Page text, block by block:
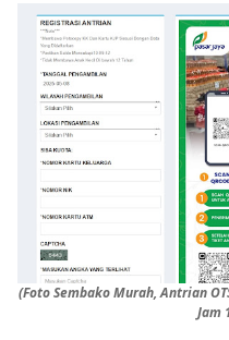
(Foto Sembako Murah, Antrian
Jam